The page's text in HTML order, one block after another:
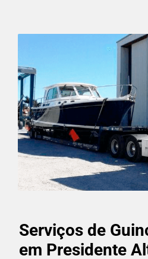
Serviços de
em Presidente